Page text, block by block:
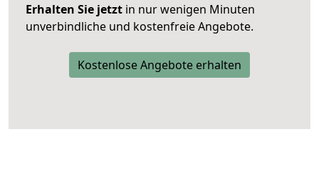
Erhalten Sie jetzt in nur wenigen Minuten
unverbindliche und kostenfreie Angebote.
Kostenlose Angebote erhalten